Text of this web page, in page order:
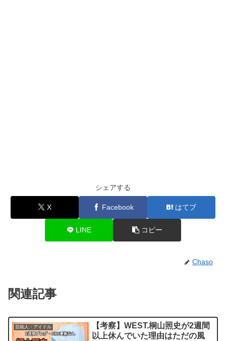
シェアする
X Facebook はてブ
LINE コピー
Chaso
関連記事
芸能人・アイドル
【考察】WEST.桐山照史が2週間
以上休んでいた理由はただの風